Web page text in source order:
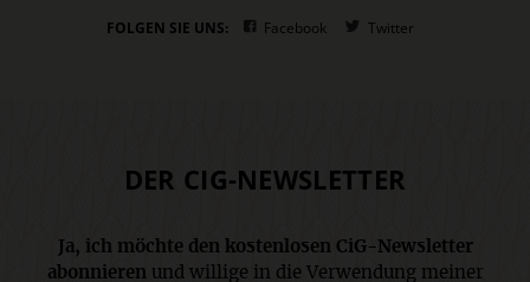
FOLGEN SIE UNS: Facebook Twitter
DER CIG-NEWSLETTER
Ja, ich möchte den kostenlosen CiG-Newsletter
abonnierenund willige in die Verwendung meiner